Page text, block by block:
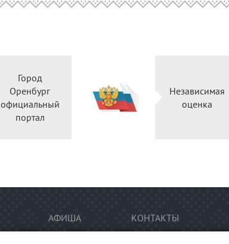
Город
Оренбург
официальный
портал
Независимая
оценка
АФИША КОНТАКТЫ